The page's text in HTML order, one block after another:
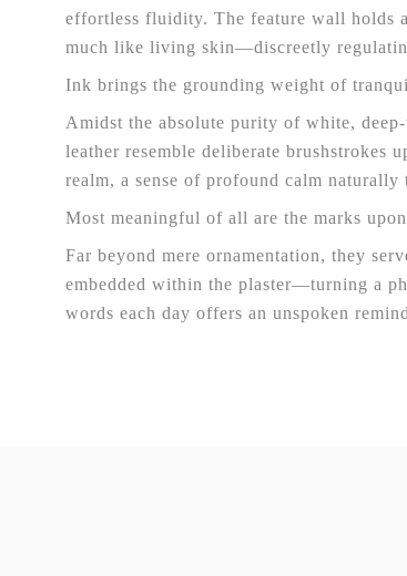
effortless fluidity. The feature wall holds
much like living skin—discreetly
Ink brings the grounding weight of
Amidst the absolute purity of white,
leather resemble deliberate brushstrokes
realm, a sense of profound calm naturally
Most meaningful of all are the marks
Far beyond mere ornamentation, they
embedded within the plaster—turning a
words each day offers an unspoken